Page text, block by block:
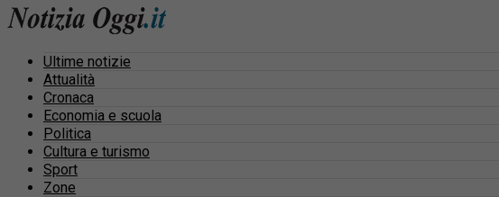
Ultime notizie
Attualità
Cronaca
Economia e scuola
Politica
Cultura e turismo
Sport
Zone